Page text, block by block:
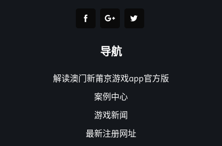
导航
解读澳门新莆京游戏app官方版
案例中心
游戏新闻
最新注册网址